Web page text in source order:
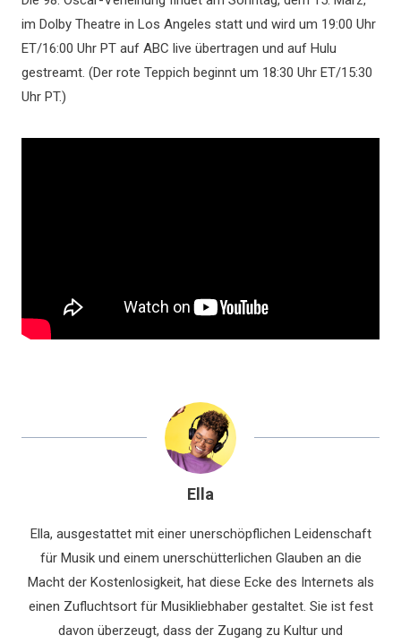
im Dolby Theatre in Los Angeles statt und wird um 19:00 Uhr
ET/16:00 Uhr PT auf ABC live übertragen und auf Hulu
gestreamt. (Der rote Teppich beginnt um 18:30 Uhr ET/15:30
Uhr PT.)
Ella
Ella, ausgestattet mit einer unerschöpflichen Leidenschaft
für Musik und einem unerschütterlichen Glauben an die
Macht der Kostenlosigkeit, hat diese Ecke des Internets als
einen Zufluchtsort für Musikliebhaber gestaltet. Sie ist fest
davon überzeugt, dass der Zugang zu Kultur und